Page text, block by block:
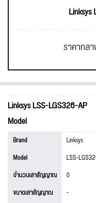
ราคากล
Linksys LSS-LGS326-AP
Model
Brand
Linksys
Model
LSS-
จำนวนเสาสัญญาณ
0
ขนาดเสาสัญญาณ
-